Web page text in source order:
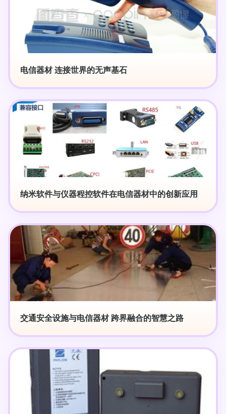
电信器材 连接世界的无声基石
纳米软件与仪器程控软件在电信器材中的创新应用
交通安全设施与电信器材 跨界融合的智慧之路